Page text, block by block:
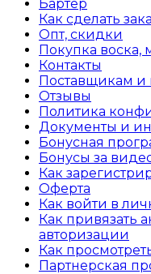
Бартер
Как сделать
Опт, скидки
Покупка воска,
Контакты
Поставщикам и
Отзывы
Политика
Документы и
Бонусная
Бонусы за
Как
Оферта
Как войти в
Как привязать
авторизации
Как
Партнерская